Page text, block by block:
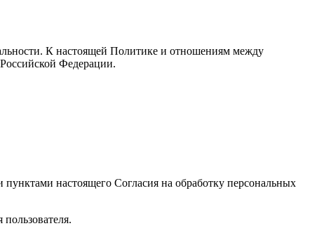
К настоящей Политике и отношениям между
Федерации.
настоящего Согласия на обработку персональных